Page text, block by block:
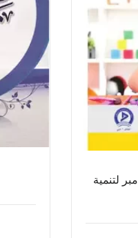
لتنمية